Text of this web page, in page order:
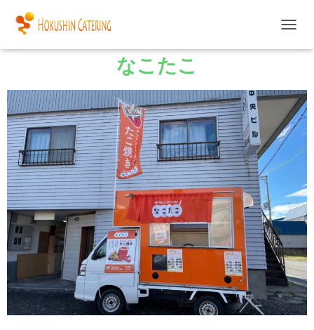
ビ
シ
ョ
ン
を
なこたこ